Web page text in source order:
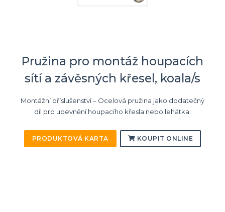
Pružina pro montáž houpacích
sítí a závěsných křesel, koala/s
Montážní příslušenství – Ocelová pružina jako dodatečný
díl pro upevnění houpacího křesla nebo lehátka.
PRODUKTOVÁ KARTA KOUPIT ONLINE